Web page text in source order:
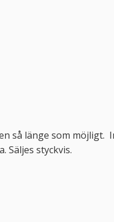
så länge som möjligt.
Säljes styckvis.